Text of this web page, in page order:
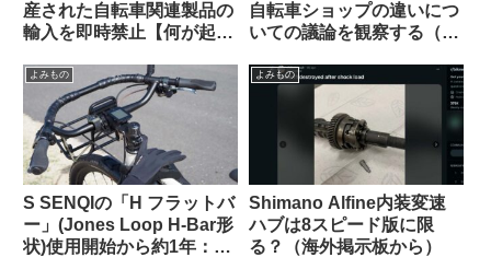
産された自転車関連製品の
輸入を即時禁止【何が起こ
自転車ショップの違いにつ
いての議論を観察する（海
よみもの
S SENQIの「H フラットバ
ー」(Jones Loop H-Bar形
状)使用開始から約1年：両
よみもの
Shimano Alfine内装変速
ハブは8スピード版に限
る？（海外掲示板から）